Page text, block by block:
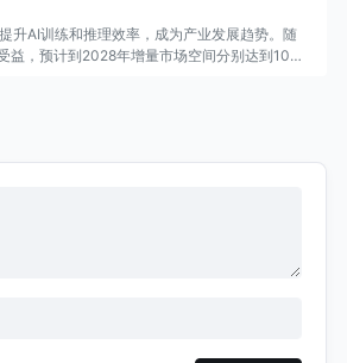
升AI训练和推理效率，成为产业发展趋势。随
益，预计到2028年增量市场空间分别达到100